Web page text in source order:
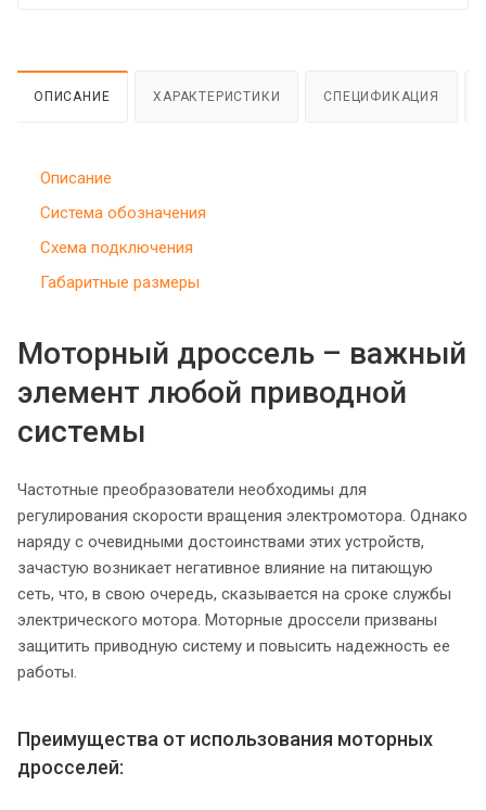
ОПИСАНИЕ ХАРАКТЕРИСТИКИ СПЕЦИФИКАЦИЯ
Описание
Система обозначения
Схема подключения
Габаритные размеры
Моторный дроссель – важный
элемент любой приводной
системы
Частотные преобразователи необходимы для
регулирования скорости вращения электромотора. Однако
наряду с очевидными достоинствами этих устройств,
зачастую возникает негативное влияние на питающую
сеть, что, в свою очередь, сказывается на сроке службы
электрического мотора. Моторные дроссели призваны
защитить приводную систему и повысить надежность ее
работы.
Преимущества от использования моторных
дросселей: